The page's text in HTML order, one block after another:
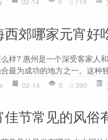
西郊哪家元宵好
样? 惠州是一个深受客家人
最为成功的地方之一。这种
02-14 0 390
佳节常见的风俗